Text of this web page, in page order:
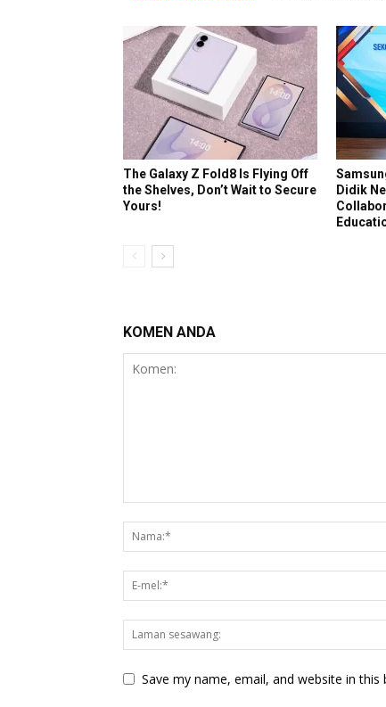
The Galaxy Z Fold8 Is Flying Off
the Shelves, Don’t Wait to Secure
Yours!
Didik
KOMEN ANDA
Save my name, email, and website in